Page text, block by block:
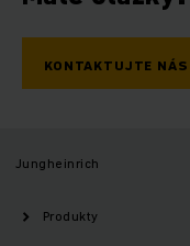
KONTAKTUJTE NÁS
Jungheinrich
Produkty